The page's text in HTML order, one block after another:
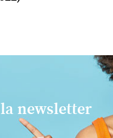
newsletter